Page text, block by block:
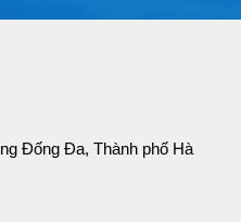
Đống Đa, Thành phố Hà